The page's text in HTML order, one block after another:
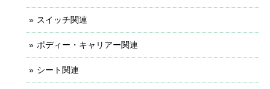
スイッチ関連
ボディー・キャリアー関連
シート関連